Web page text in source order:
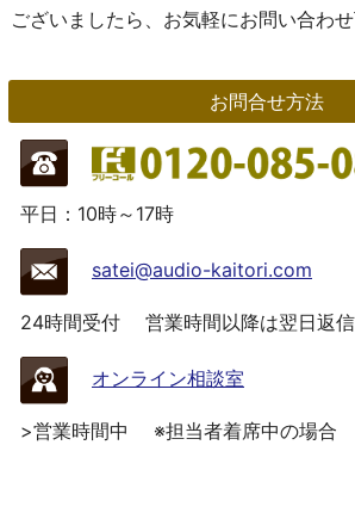
ございましたら、お気軽にお問い合わせ
お問合せ方法
平日：10時～17時
satei@audio-kaitori.com
24時間受付 営業時間以降は翌日返信
オンライン相談室
>営業時間中 ※担当者着席中の場合